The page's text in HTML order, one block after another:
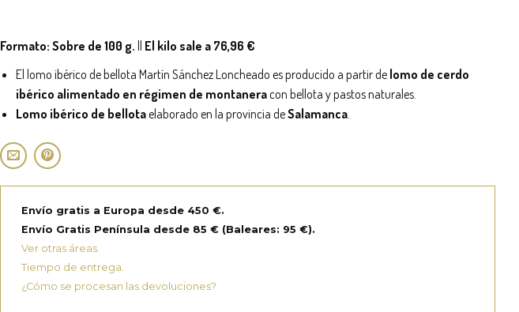
Formato: Sobre de 100 g. || El kilo sale a 76,96 €
El lomo ibérico de bellota Martín Sánchez Loncheado es producido a partir de lomo de cerdo
ibérico alimentado en régimen de montaneracon bellota y pastos naturales.
Lomo ibérico de bellotaelaborado en la provincia deSalamanca
Envío gratis a Europa desde 450 €.
Envío Gratis Península desde 85 € (Baleares: 95 €).
Ver otras áreas.
Tiempo de entrega.
¿Cómo se procesan las devoluciones?